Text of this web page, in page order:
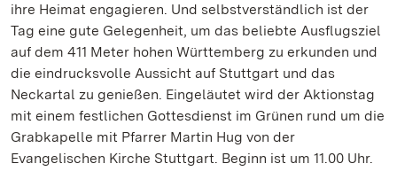
ihre Heimat engagieren. Und selbstverständlich ist der
Tag eine gute Gelegenheit, um das beliebte Ausflugsziel
auf dem 411 Meter hohen Württemberg zu erkunden und
die eindrucksvolle Aussicht auf Stuttgart und das
Neckartal zu genießen. Eingeläutet wird der Aktionstag
mit einem festlichen Gottesdienst im Grünen rund um die
Grabkapelle mit Pfarrer Martin Hug von der
Evangelischen Kirche Stuttgart. Beginn ist um 11.00 Uhr.